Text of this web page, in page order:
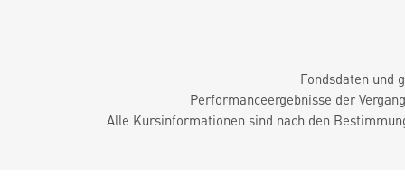
Fondsdaten und
Performanceergebnisse der
Alle Kursinformationen sind nach den